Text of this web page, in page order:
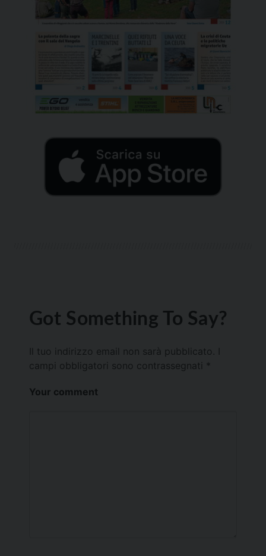
Got Something To Say?
Il tuo indirizzo email non sarà pubblicato.
campi obbligatori sono contrassegnati *
Your comment